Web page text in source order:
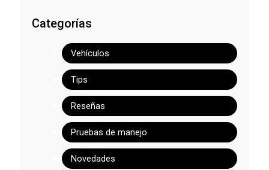
Categorías
Vehículos
Tips
Reseñas
Pruebas de manejo
Novedades